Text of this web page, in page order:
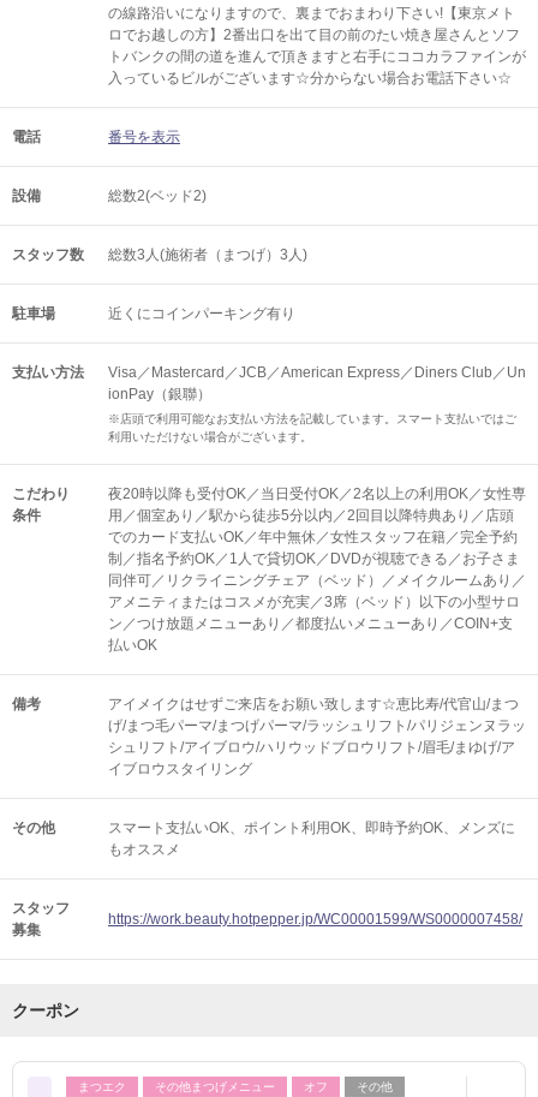
の線路沿いになりますので、裏までおまわり下さい!【東京メト
ロでお越しの方】2番出口を出て目の前のたい焼き屋さんとソフ
トバンクの間の道を進んで頂きますと右手にココカラファインが
入っているビルがございます☆分からない場合お電話下さい☆
電話 番号を表示
設備 総数2(ベッド2)
スタッフ数 総数3人(施術者（まつげ）3人)
駐車場 近くにコインパーキング有り
支払い方法
Visa／Mastercard／JCB／American Express／Diners Club／Un
ionPay（銀聯）
※店頭で利用可能なお支払い方法を記載しています。スマート支払いではご
利用いただけない場合がございます。
こだわり
条件
夜20時以降も受付OK／当日受付OK／2名以上の利用OK／女性専
用／個室あり／駅から徒歩5分以内／2回目以降特典あり／店頭
でのカード支払いOK／年中無休／女性スタッフ在籍／完全予約
制／指名予約OK／1人で貸切OK／DVDが視聴できる／お子さま
同伴可／リクライニングチェア（ベッド）／メイクルームあり／
アメニティまたはコスメが充実／3席（ベッド）以下の小型サロ
ン／つけ放題メニューあり／都度払いメニューあり／COIN+支
払いOK
備考
アイメイクはせずご来店をお願い致します☆恵比寿/代官山/まつ
げ/まつ毛パーマ/まつげパーマ/ラッシュリフト/パリジェンヌラッ
シュリフト/アイブロウ/ハリウッドブロウリフト/眉毛/まゆげ/ア
イブロウスタイリング
その他 スマート支払いOK ポイント利用OK 即時予約OK
メンズに
もオススメ
スタッフ
募集
https://work.beauty.hotpepper.jp/WC00001599/WS0000007458/
クーポン
まつエク その他まつげメニュー オフ その他